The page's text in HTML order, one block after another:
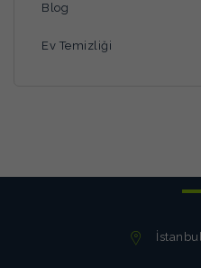
Blog
Ev Temizliği